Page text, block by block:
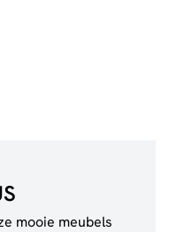
mooie meubels